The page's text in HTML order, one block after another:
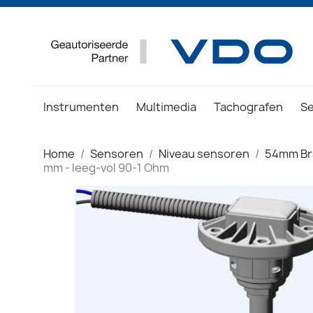
Instrumenten Multimedia Tachografen
Home Sensoren Niveau sensoren
54mm
mm - leeg-vol 90-1 Ohm